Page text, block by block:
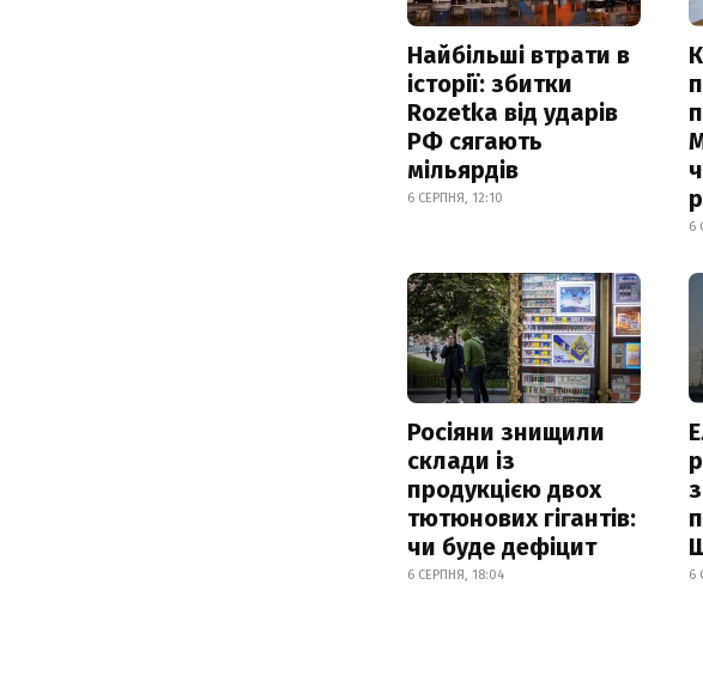
Найбільші втрати в
історії: збитки
Rozetka від ударів
РФ сягають
мільярдів
6 СЕРПНЯ, 12:10
6
Росіяни знищили
склади із
продукцією двох
тютюнових гігантів:
чи буде дефіцит
6 СЕРПНЯ, 18:04 6